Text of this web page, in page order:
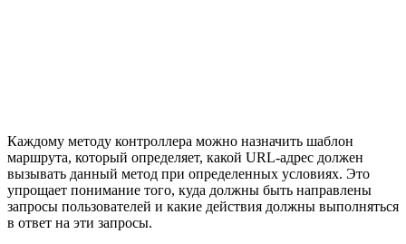
Каждому методу контроллера можно назначить шаблон
маршрута, который определяет, какой URL-адрес должен
вызывать данный метод при определенных условиях. Это
упрощает понимание того, куда должны быть направлены
запросы пользователей и какие действия должны выполняться
в ответ на эти запросы.